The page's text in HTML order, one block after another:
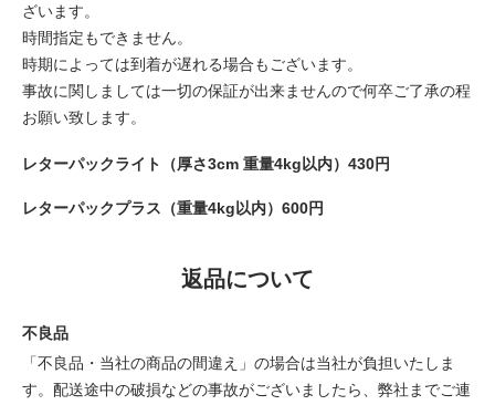
ざいます。
時間指定もできません。
時期によっては到着が遅れる場合もございます。
事故に関しましては一切の保証が出来ませんので何卒ご了承の程
お願い致します。
レターパックライト（厚さ3cm 重量4kg以内）430円
レターパックプラス（重量4kg以内）600円
返品について
不良品
「不良品・当社の商品の間違え」の場合は当社が負担いたしま
す。配送途中の破損などの事故がございましたら、弊社までご連